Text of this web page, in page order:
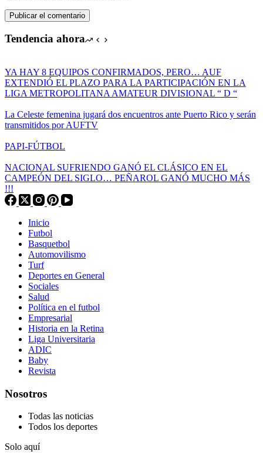
Publicar el comentario
Tendencia ahora
YA HAY 8 EQUIPOS CONFIRMADOS, PERO… AUF
EXTENDIÓ EL PLAZO PARA LA PARTICIPACIÓN EN LA
LIGA METROPOLITANA AMATEUR DIVISIONAL “ D “
La Celeste femenina jugará dos encuentros ante Puerto Rico y serán
transmitidos por AUFTV
PAPI-FÚTBOL
NACIONAL SUFRIENDO GANÓ EL CLÁSICO EN EL
CAMPEÓN DEL SIGLO… PEÑAROL GANÓ MUCHO MÁS
!!!
Inicio
Futbol
Basquetbol
Automovilismo
Turf
Deportes en General
Sociales
Salud
Política en el futbol
Empresarial
Historia en la Retina
Liga Universitaria
ADIC
Baby
Revista
Nosotros
Todas las noticias
Todos los deportes
Solo aquí